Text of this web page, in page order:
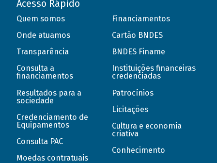
Acesso Rápido
Quem somos
Onde atuamos
Transparência
Consulta a
financiamentos
Resultados para a
sociedade
Credenciamento de
Equipamentos
Consulta PAC
Moedas contratuais
Financiamentos
Cartão BNDES
BNDES Finame
Instituições financeiras
credenciadas
Patrocínios
Licitações
Cultura e economia
criativa
Conhecimento